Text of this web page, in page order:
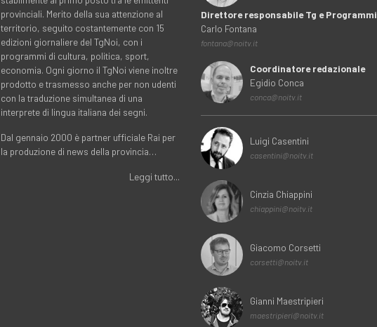
provinciali. Merito della sua attenzione al
territorio, seguito costantemente con 15
edizioni giornaliere del TgNoi, con i
programmi di cultura, politica, sport,
economia. Ogni giorno il TgNoi viene inoltre
prodotto e trasmesso anche per non udenti
con la traduzione simultanea di una
interprete di lingua italiana dei segni.
Dal gennaio 2000 è partner ufficiale Rai per
la produzione di news della provincia…
Leggi tutto...
Direttore responsabile Tg e Programmi
Carlo Fontana
fontana@noitv.it
Coordinatore redazionale
Egidio Conca
conca@noitv.it
Luigi Casentini
casentini@noitv.it
Cinzia Chiappini
chiappini@noitv.it
Giacomo Corsetti
corsetti@noitv.it
Gianni Maestripieri
maestripieri@noitv.it